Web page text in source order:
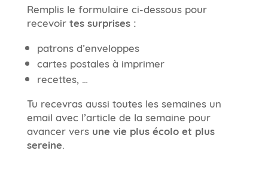
Remplis le formulaire ci-dessous pour
recevoir tes surprises :
patrons d’enveloppes
cartes postales à imprimer
recettes, …
Tu recevras aussi toutes les semaines un
email avec l’article de la semaine pour
avancer vers une vie plus écolo et plus
sereine